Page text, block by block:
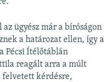
ügyész már a bíróságon
a határozat ellen, így a
Pécsi Ítélőtáblán
reagált arra a múlt
felvetett kérdésre,